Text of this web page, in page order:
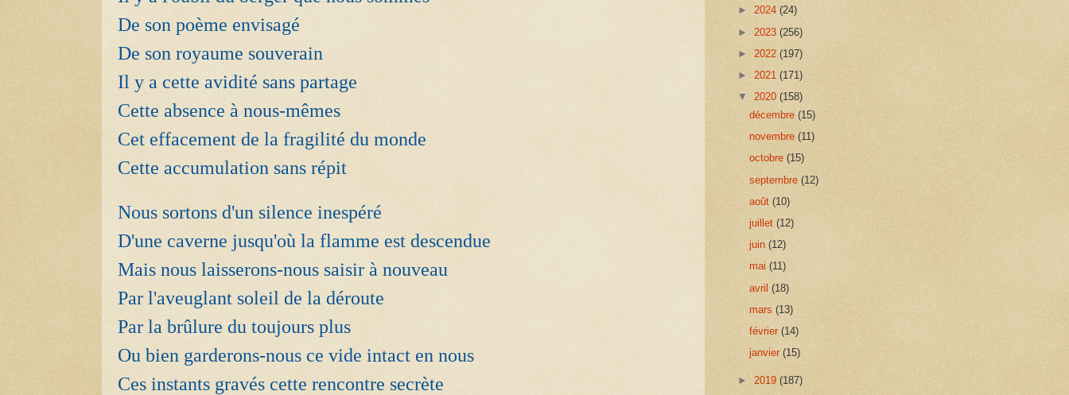
De son poème envisagé
De son royaume souverain
Il y a cette avidité sans partage
Cette absence à nous-mêmes
Cet effacement de la fragilité du monde
Cette accumulation sans répit
Nous sortons d'un silence inespéré
D'une caverne jusqu'où la flamme est descendue
Mais nous laisserons-nous saisir à nouveau
Par l'aveuglant soleil de la déroute
Par la brûlure du toujours plus
Ou bien garderons-nous ce vide intact en nous
Ces instants gravés cette rencontre secrète
► 2024 (24)
► 2023 (256)
► 2022 (197)
► 2021 (171)
▼ 2020 (158)
décembre(15)
novembre(11)
octobre(15)
septembre(12)
août(10)
juillet(12)
juin(12)
mai(11)
avril(18)
mars(13)
février(14)
janvier(15)
► 2019 (187)